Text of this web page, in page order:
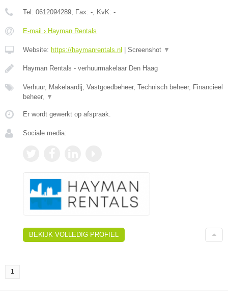
Tel: 0612094289, Fax: -, KvK: -
E-mail › Hayman Rentals
Website: https://haymanrentals.nl Screenshot ▼
Hayman Rentals - verhuurmakelaar Den Haag
Verhuur, Makelaardij, Vastgoedbeheer, Technisch beheer, Financieel
beheer, ▼
Er wordt gewerkt op afspraak.
Sociale media:
BEKIJK VOLLEDIG PROFIEL
1